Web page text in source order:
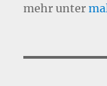
mehr unter